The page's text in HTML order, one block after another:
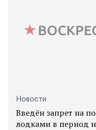
Новости
Введён запрет на
лодками в период